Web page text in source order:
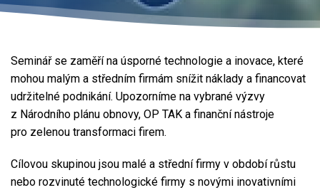
Seminář se zaměří na úsporné technologie a inovace, které
mohou malým a středním firmám snížit náklady a financovat
udržitelné podnikání. Upozorníme na vybrané výzvy
z Národního plánu obnovy, OP TAK a finanční nástroje
pro zelenou transformaci firem.
Cílovou skupinou jsou malé a střední firmy v období růstu
nebo rozvinuté technologické firmy s novými inovativními